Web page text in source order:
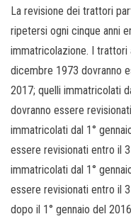
La revisione dei trattori
ripetersi ogni cinque anni
immatricolazione. I
dicembre 1973 dovranno
2017; quelli immatricolati
dovranno essere
immatricolati dal 1°
essere revisionati entro il
immatricolati dal 1°
essere revisionati entro il
dopo il 1° gennaio del